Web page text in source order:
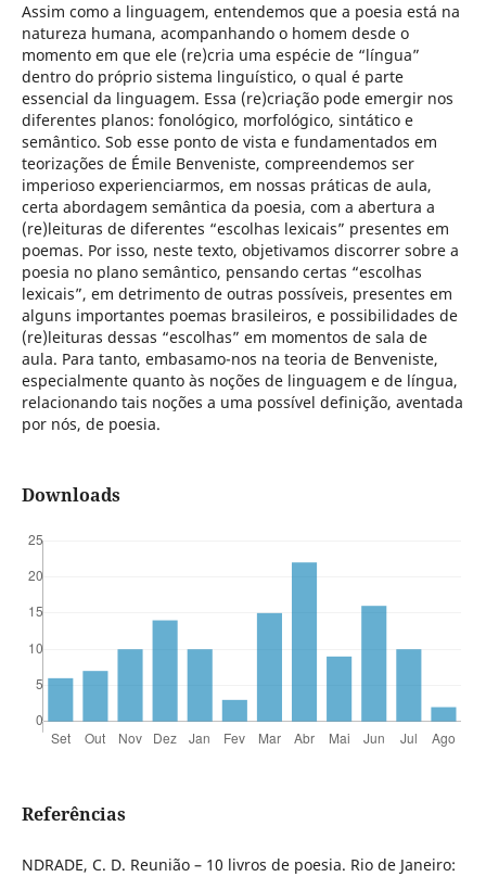
Assim como a linguagem, entendemos que a poesia está na
natureza humana, acompanhando o homem desde o
momento em que ele (re)cria uma espécie de “língua”
dentro do próprio sistema linguístico, o qual é parte
essencial da linguagem. Essa (re)criação pode emergir nos
diferentes planos: fonológico, morfológico, sintático e
semântico. Sob esse ponto de vista e fundamentados em
teorizações de Émile Benveniste, compreendemos ser
imperioso experienciarmos, em nossas práticas de aula,
certa abordagem semântica da poesia, com a abertura a
(re)leituras de diferentes “escolhas lexicais” presentes em
poemas. Por isso, neste texto, objetivamos discorrer sobre a
poesia no plano semântico, pensando certas “escolhas
lexicais”, em detrimento de outras possíveis, presentes em
alguns importantes poemas brasileiros, e possibilidades de
(re)leituras dessas “escolhas” em momentos de sala de
aula. Para tanto, embasamo-nos na teoria de Benveniste,
especialmente quanto às noções de linguagem e de língua,
relacionando tais noções a uma possível definição, aventada
por nós, de poesia.
Downloads
Referências
NDRADE, C. D. Reunião – 10 livros de poesia. Rio de Janeiro: